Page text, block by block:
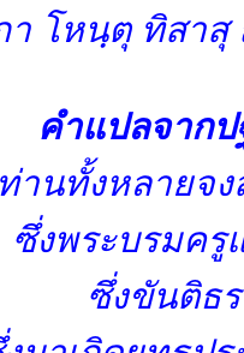
า โหนฺตุ ทิสา
คำแปลจาก
านทั้งหลายจ
ซึ่งพระบรมครู
ซึ่งขันติธ